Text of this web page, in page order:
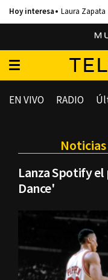
Laura Zapata
EN VIVO RADIO
Lanza Spotify
Dance'